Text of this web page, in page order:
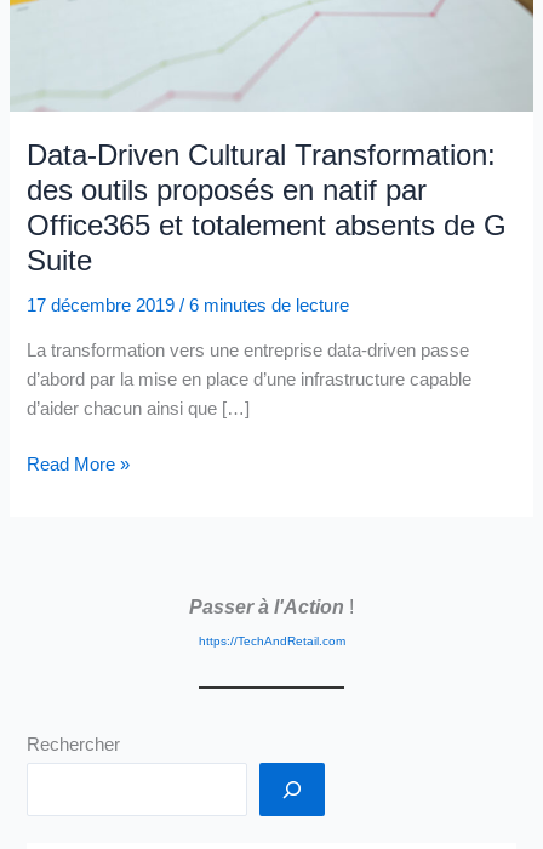
Data-Driven Cultural Transformation:
des outils proposés en natif par
Office365 et totalement absents de G
Suite
17 décembre 2019/6 minutes de lecture
La transformation vers une entreprise data-driven passe
d’abord par la mise en place d’une infrastructure capable
d’aider chacun ainsi que […]
Data-
Office365
totalement
Read More »
Passer à l'Action !
https://TechAndRetail.com
Rechercher